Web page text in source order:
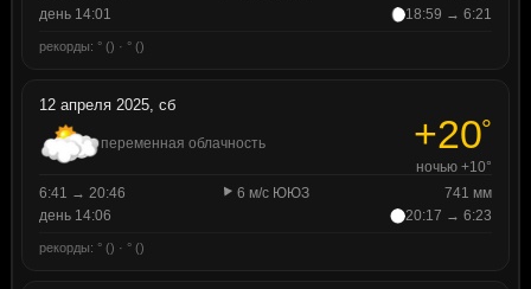
день 14:01
18:59 → 6:21
рекорды: ° () · ° ()
12 апреля 2025, сб
переменная облачность +20°
ночью +10°
6:41 → 20:46
6 м/с ЮЮЗ
741 мм
день 14:06
20:17 → 6:23
рекорды: ° () · ° ()